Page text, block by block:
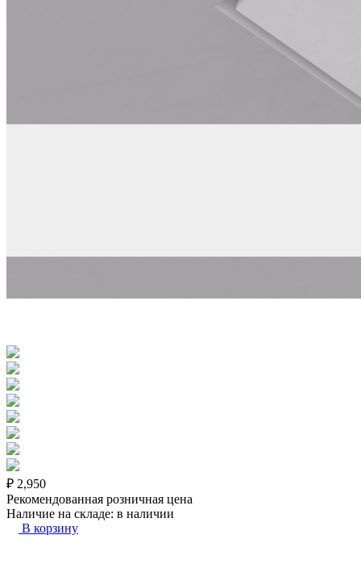
₽ 2,950
Рекомендованная розничная цена
Наличие на складе: в наличии
В корзину